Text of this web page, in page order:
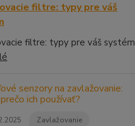
filtre: typy pre váš
filtre: typy pre váš systém
Zavlažovanie